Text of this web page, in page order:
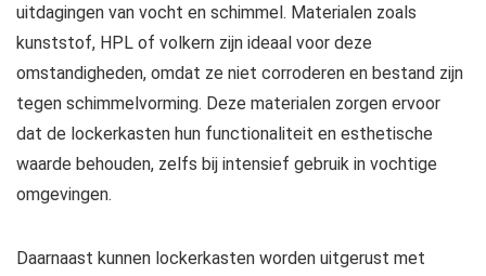
uitdagingen van vocht en schimmel. Materialen zoals
kunststof, HPL of volkern zijn ideaal voor deze
omstandigheden, omdat ze niet corroderen en bestand zijn
tegen schimmelvorming. Deze materialen zorgen ervoor
dat de lockerkasten hun functionaliteit en esthetische
waarde behouden, zelfs bij intensief gebruik in vochtige
omgevingen.
Daarnaast kunnen lockerkasten worden uitgerust met